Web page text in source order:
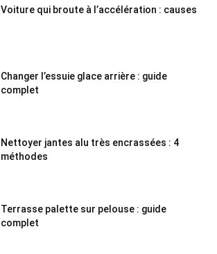
Voiture qui broute à l’accélération : causes
Changer l’essuie glace arrière : guide
complet
Nettoyer jantes alu très encrassées : 4
méthodes
Terrasse palette sur pelouse : guide
complet